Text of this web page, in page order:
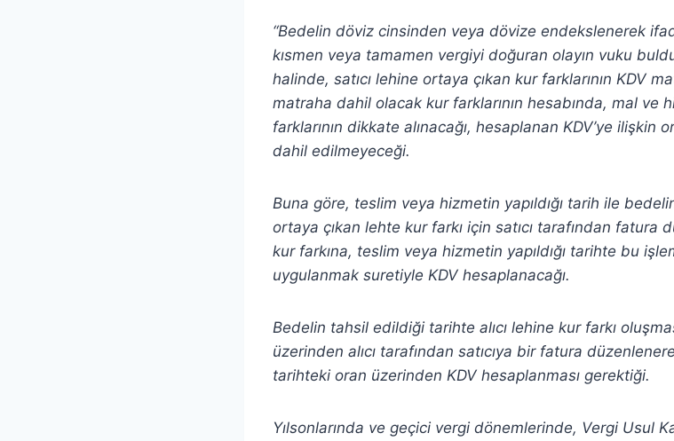
“Bedelin döviz cinsinden veya dövize endekslenerek
kısmen veya tamamen vergiyi doğuran olayın vuku
halinde, satıcı lehine ortaya çıkan kur farklarının KDV
matraha dahil olacak kur farklarının hesabında, mal
farklarının dikkate alınacağı, hesaplanan KDV’ye ilişkin
dahil edilmeyeceği.
Buna göre, teslim veya hizmetin yapıldığı tarih ile
ortaya çıkan lehte kur farkı için satıcı tarafından
kur farkına, teslim veya hizmetin yapıldığı tarihte bu
uygulanmak suretiyle KDV hesaplanacağı.
Bedelin tahsil edildiği tarihte alıcı lehine kur farkı
üzerinden alıcı tarafından satıcıya bir fatura
tarihteki oran üzerinden KDV hesaplanması gerektiği.
Yılsonlarında ve geçici vergi dönemlerinde, Vergi Usul